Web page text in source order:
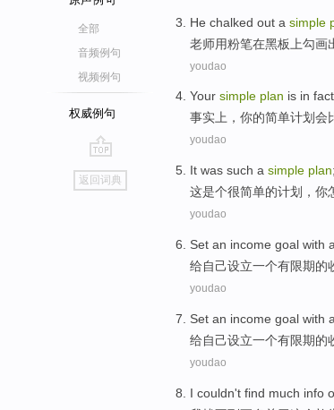
全部
音频例句
视频例句
权威例句
go
top
返回词典
He chalked out a simple
老师用粉笔在黑板上勾画
youdao
Your simple plan is in fact
事实上 ， 你的简单计划会
youdao
It was such a simple plan
这是个很简单的计划 ， 你
youdao
Set an income goal with a
给自己设立一个有限期的
youdao
Set an income goal with a
给自己设立一个有限期的
youdao
I couldn't find much info